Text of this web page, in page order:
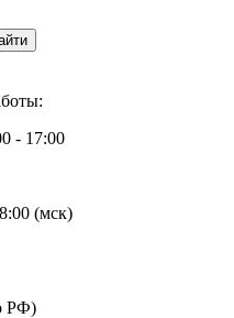
- 17:00
(мск)
РФ)